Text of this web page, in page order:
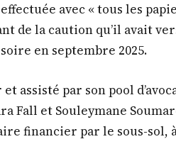
avec « tous les
de la caution qu’il avait
en septembre 2025.
assisté par son pool
Fall et Souleymane
financier par le sous-sol,